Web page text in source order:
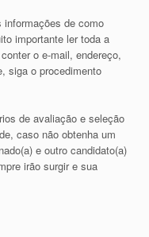
de como
importante ler toda a
o e-mail, endereço,
siga o procedimento
de avaliação e seleção
caso não obtenha um
e outro candidato(a)
irão surgir e sua